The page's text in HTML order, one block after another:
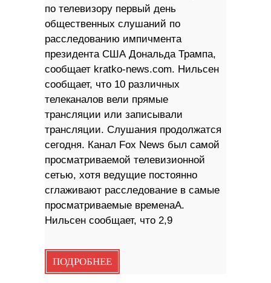
по телевизору первый день
общественных слушаний по
расследованию импичмента
президента США Дональда Трампа,
сообщает kratko-news.com. Нильсен
сообщает, что 10 различных
телеканалов вели прямые
трансляции или записывали
трансляции. Слушания продолжатся
сегодня. Канал Fox News был самой
просматриваемой телевизионной
сетью, хотя ведущие постоянно
сглаживают расследование в самые
просматриваемые временаA.
Нильсен сообщает, что 2,9
ПОДРОБНЕЕ